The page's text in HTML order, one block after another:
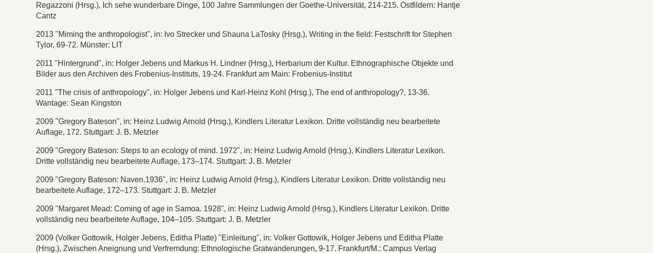
Regazzoni (Hrsg.), Ich sehe wunderbare Dinge, 100 Jahre Sammlungen der Goethe-Universität, 214-215. Ostfildern: Hantje
Cantz
2013 "Miming the anthropologist", in: Ivo Strecker und Shauna LaTosky (Hrsg.), Writing in the field: Festschrift for Stephen
Tylor, 69-72. Münster: LIT
2011 "Hintergrund", in: Holger Jebens und Markus H. Lindner (Hrsg.), Herbarium der Kultur. Ethnographische Objekte und
Bilder aus den Archiven des Frobenius-Instituts, 19-24. Frankfurt am Main: Frobenius-Institut
2011 "The crisis of anthropology", in: Holger Jebens und Karl-Heinz Kohl (Hrsg.), The end of anthropology?, 13-36.
Wantage: Sean Kingston
2009 "Gregory Bateson", in: Heinz Ludwig Arnold (Hrsg.), Kindlers Literatur Lexikon. Dritte vollständig neu bearbeitete
Auflage, 172. Stuttgart: J. B. Metzler
2009 "Gregory Bateson: Steps to an ecology of mind. 1972", in: Heinz Ludwig Arnold (Hrsg.), Kindlers Literatur Lexikon.
Dritte vollständig neu bearbeitete Auflage, 173–174. Stuttgart: J. B. Metzler
2009 "Gregory Bateson: Naven.1936", in: Heinz Ludwig Arnold (Hrsg.), Kindlers Literatur Lexikon. Dritte vollständig neu
bearbeitete Auflage, 172–173. Stuttgart: J. B. Metzler
2009 "Margaret Mead: Coming of age in Samoa. 1928", in: Heinz Ludwig Arnold (Hrsg.), Kindlers Literatur Lexikon. Dritte
vollständig neu bearbeitete Auflage, 104–105. Stuttgart: J. B. Metzler
2009 (Volker Gottowik, Holger Jebens, Editha Platte) "Einleitung", in: Volker Gottowik, Holger Jebens und Editha Platte
(Hrsg.), Zwischen Aneignung und Verfremdung: Ethnologische Gratwanderungen, 9-17. Frankfurt/M.: Campus Verlag